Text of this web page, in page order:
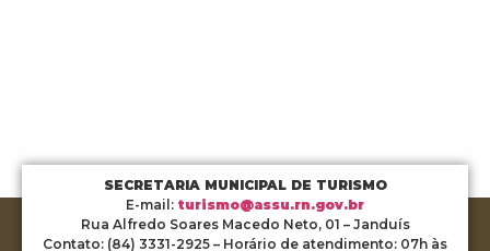
SECRETARIA MUNICIPAL DE TURISMO
E-mail: turismo@assu.rn.gov.br
Rua Alfredo Soares Macedo Neto, 01 – Janduís
Contato: (84) 3331-2925 – Horário de atendimento: 07h às